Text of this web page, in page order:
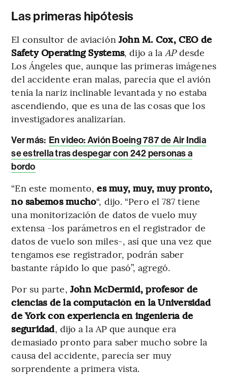
Las primeras hipótesis
El consultor de aviación John M. Cox, CEO de
Safety Operating Systems, dijo a la APdesde
Los Ángeles que, aunque las primeras imágenes
del accidente eran malas, parecía que el avión
tenía la nariz inclinable levantada y no estaba
ascendiendo, que es una de las cosas que los
investigadores analizarían.
Ver más: En video: Avión Boeing 787 de Air India
se estrella tras despegar con 242 personas a
bordo
“En este momento, es muy, muy, muy pronto,
no sabemos mucho“, dijo. “Pero el 787 tiene
una monitorización de datos de vuelo muy
extensa -los parámetros en el registrador de
datos de vuelo son miles-, así que una vez que
tengamos ese registrador, podrán saber
bastante rápido lo que pasó”, agregó.
Por su parte, John McDermid, profesor de
ciencias de la computación en la Universidad
de York con experiencia en ingeniería de
seguridad, dijo a la AP que aunque era
demasiado pronto para saber mucho sobre la
causa del accidente, parecía ser muy
sorprendente a primera vista.